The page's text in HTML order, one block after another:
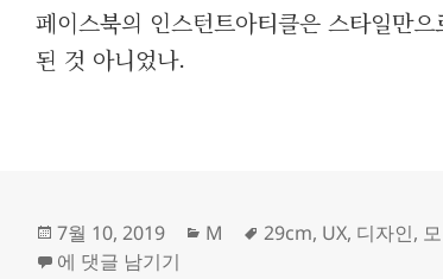
페이스북의 인스턴트아티클은 스타일만
된 것 아니었나.
작
성
7월 10, 2019
카
M
태
29cm, UX, 디자인,
29CM, 의도적인 불편함
에 댓글 남기기